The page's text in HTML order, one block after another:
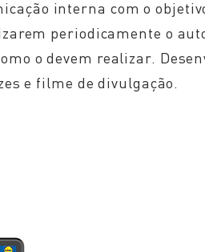
interna com o
periodicamente o
o devem realizar.
e filme de divulgação.